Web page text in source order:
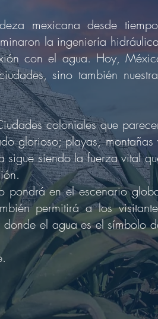
mexicana desde
la ingeniería
con el agua. Hoy,
sino también
coloniales que
glorioso; playas, montañas
sigue siendo la fuerza vital
pondrá en el escenario
permitirá a los
el agua es el símbolo